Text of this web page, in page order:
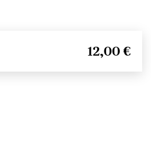
12,00 €